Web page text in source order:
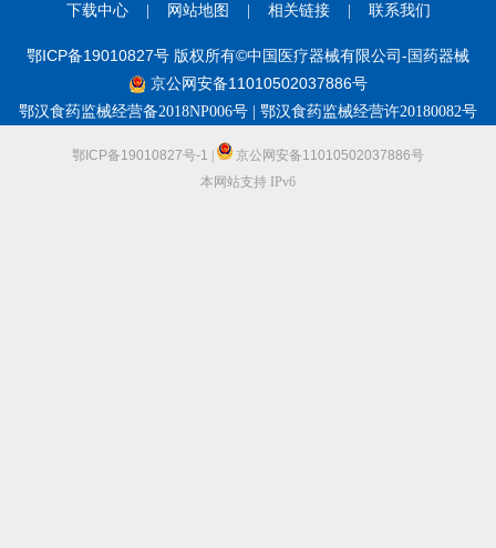
下载中心 | 网站地图 | 相关链接 | 联系我们
鄂ICP备19010827号 版权所有©中国医疗器械有限公司-国药器械
京公网安备11010502037886号
鄂汉食药监械经营备2018NP006号 | 鄂汉食药监械经营许20180082号
鄂ICP备19010827号-1 |
京公网安备11010502037886号
本网站支持 IPv6